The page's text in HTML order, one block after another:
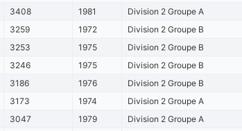
3408 1981
Division 2 Groupe A
3259 1972
Division 2 Groupe B
3253 1975
Division 2 Groupe B
3246 1975
Division 2 Groupe B
3186 1976
Division 2 Groupe B
3173 1974
Division 2 Groupe A
3047 1979
Division 2 Groupe A